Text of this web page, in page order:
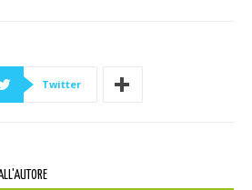
Twitter